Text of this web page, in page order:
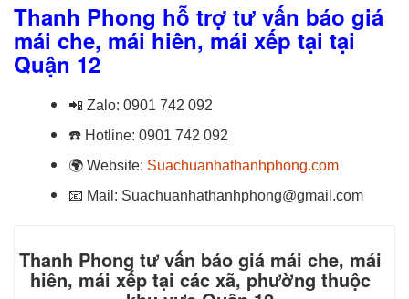
Thanh Phong hỗ trợ tư vấn báo giá
mái che, mái hiên, mái xếp tại tại
Quận 12
📲 Zalo: 0901 742 092
☎️ Hotline: 0901 742 092
🌍 Website: Suachuanhathanhphong.com
📧 Mail: Suachuanhathanhphong@gmail.com
Thanh Phong tư vấn báo giá mái che, mái
hiên, mái xếp tại các xã, phường thuộc